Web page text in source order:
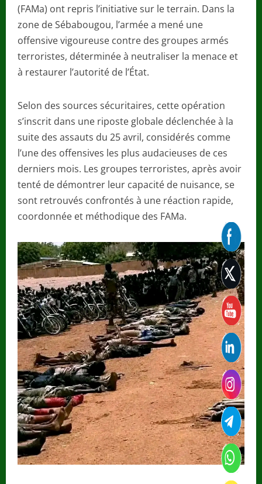
(FAMa) ont repris l’initiative sur le terrain. Dans la
zone de Sébabougou, l’armée a mené une
offensive vigoureuse contre des groupes armés
terroristes, déterminée à neutraliser la menace et
à restaurer l’autorité de l’État.
Selon des sources sécuritaires, cette opération
s’inscrit dans une riposte globale déclenchée à la
suite des assauts du 25 avril, considérés comme
l’une des offensives les plus audacieuses de ces
derniers mois. Les groupes terroristes, après avoir
tenté de démontrer leur capacité de nuisance, se
sont retrouvés confrontés à une réaction rapide,
coordonnée et méthodique des FAMa.